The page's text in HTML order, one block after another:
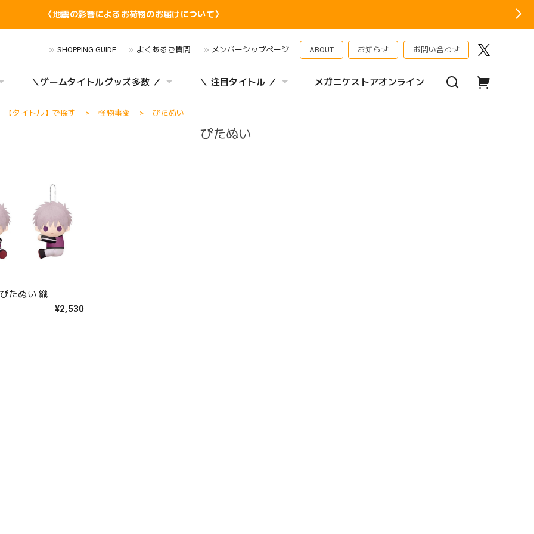
〈地震の影響によるお荷物のお届けについて〉
SHOPPING GUIDE よくあるご質問 メンバーシップページ ABOUT お知らせ お問い合わせ
＼ゲームタイトルグッズ多数 ／ ＼ 注目タイトル ／ メガニケストアオンライン
【タイトル】で探す 怪物事変 ぴたぬい
ぴたぬい
たぬい 織
¥2,530